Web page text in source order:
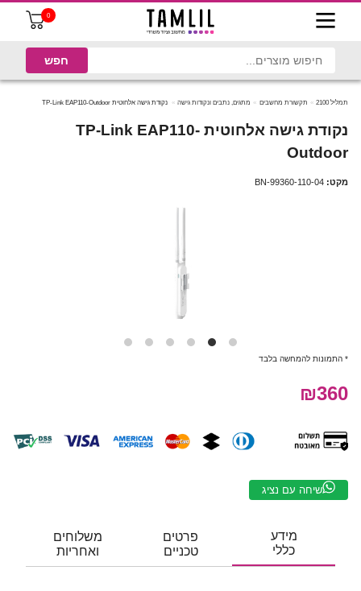
0
תמליל 2100 תקשורת מחשבים מתגים, נתבים ונקודות גישה נקודת גישה אלחוטית TP-Link EAP110-Outdoor
נקודת גישה אלחוטית TP-Link EAP110-
Outdoor
מקט: BN-99360-110-04
* התמונות להמחשה בלבד
₪360
שיחה עם נציג
מידע
כללי
פרטים
טכניים
משלוחים
ואחריות